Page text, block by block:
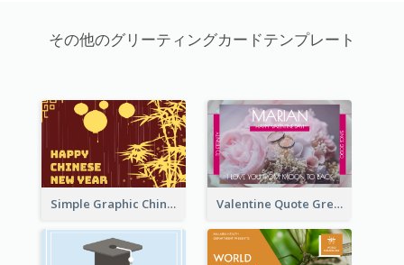
その他のグリーティングカードテンプレート
Simple Graphic Chinese New Year In Red And Yellow Valentine Quote Greeting Card